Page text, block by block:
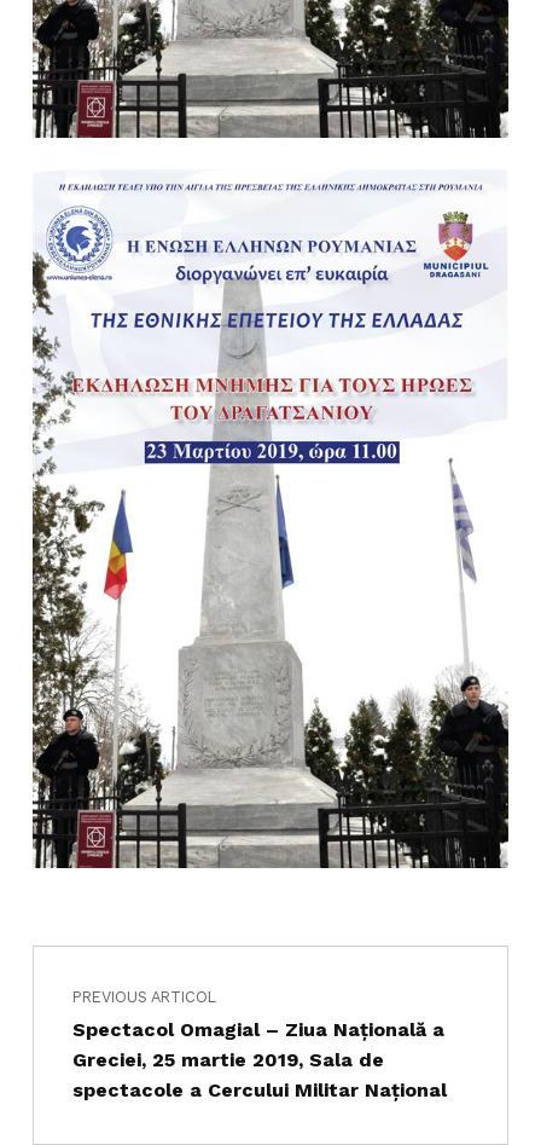
Skip back to main navigation
Navigare în articole
PREVIOUS ARTICOL
Spectacol Omagial – Ziua Naţională a
Greciei, 25 martie 2019, Sala de
spectacole a Cercului Militar Naţional